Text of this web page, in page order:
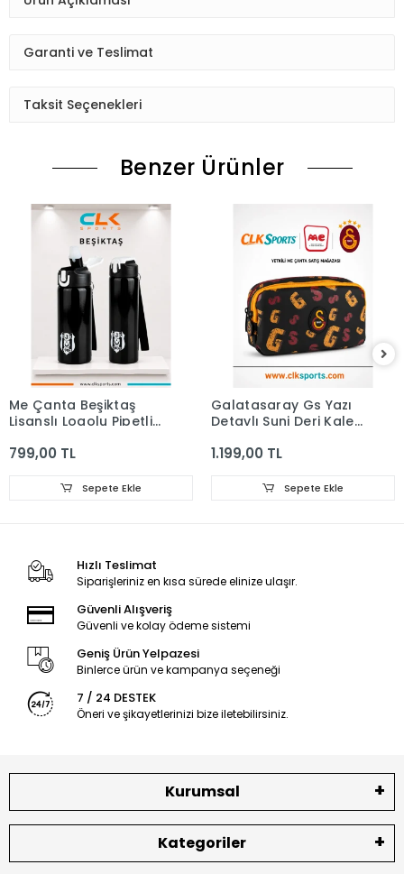
Garanti ve Teslimat
Taksit Seçenekleri
Benzer Ürünler
Me Çanta Beşiktaş
Lisanslı Logolu Pipetli
799,00 TL
Sepete Ekle
Galatasaray Gs Yazı
Detaylı Suni Deri Kalem
1.199,00 TL
Sepete Ekle
Hızlı Teslimat
Siparişleriniz en kısa sürede elinize ulaşır.
Güvenli Alışveriş
Güvenli ve kolay ödeme sistemi
Geniş Ürün Yelpazesi
Binlerce ürün ve kampanya seçeneği
7 / 24 DESTEK
Öneri ve şikayetlerinizi bize iletebilirsiniz.
Kurumsal
Kategoriler